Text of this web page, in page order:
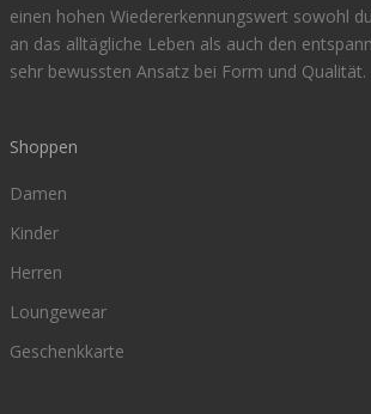
einen hohen Wiedererkennungswert sowohl
an das alltägliche Leben als auch den
sehr bewussten Ansatz bei Form und Qualität.
Shoppen
Damen
Kinder
Herren
Loungewear
Geschenkkarte